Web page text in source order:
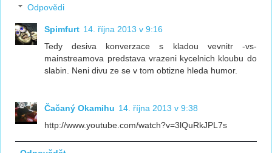
Odpovědi
Spimfurt 14. října 2013 v 9:16
Tedy desiva konverzace s kladou vevnitr -vs-
mainstreamova predstava vrazeni kycelnich kloubu do
slabin. Neni divu ze se v tom obtizne hleda humor.
Čačaný Okamihu 14. října 2013 v 9:38
http://www.youtube.com/watch?v=3lQuRkJPL7s